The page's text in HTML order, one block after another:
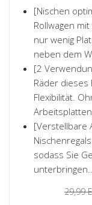
[Nischen
Rollwagen
nur wenig
neben dem
[2
Räder dieses
Flexibilität.
[Verstellbare
sodass Sie
29,99